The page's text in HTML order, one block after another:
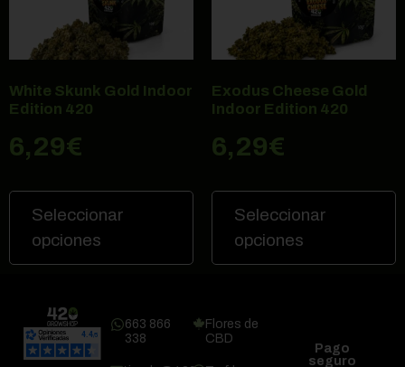
White Skunk Gold Indoor
Edition 420
6,29€
Seleccionar
opciones
Exodus Cheese Gold
Indoor Edition 420
6,29€
Seleccionar
opciones
663 866
338
Flores de
CBD
Pago
seguro